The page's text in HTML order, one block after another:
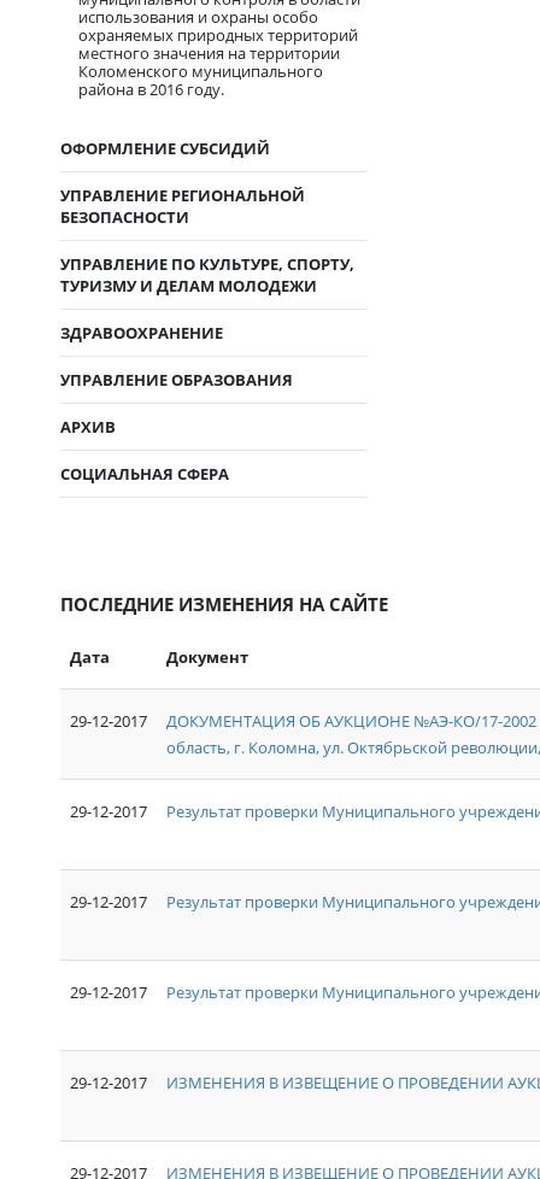
использования и охраны особо
охраняемых природных территорий
местного значения на территории
Коломенского муниципального
района в 2016 году.
ОФОРМЛЕНИЕ СУБСИДИЙ
УПРАВЛЕНИЕ РЕГИОНАЛЬНОЙ
БЕЗОПАСНОСТИ
УПРАВЛЕНИЕ ПО КУЛЬТУРЕ, СПОРТУ,
ТУРИЗМУ И ДЕЛАМ МОЛОДЕЖИ
ЗДРАВООХРАНЕНИЕ
УПРАВЛЕНИЕ ОБРАЗОВАНИЯ
АРХИВ
СОЦИАЛЬНАЯ СФЕРА
ПОСЛЕДНИЕ ИЗМЕНЕНИЯ НА САЙТЕ
Дата Документ
29-12-2017
ДОКУМЕНТАЦИЯ ОБ АУКЦИОНЕ №АЭ-КО/17-2002
область, г. Коломна, ул. Октябрьской
29-12-2017 Результат проверки Муниципального
29-12-2017 Результат проверки Муниципального
29-12-2017 Результат проверки Муниципального
29-12-2017 ИЗМЕНЕНИЯ В ИЗВЕЩЕНИЕ О ПРОВЕДЕНИИ
29-12-2017 ИЗМЕНЕНИЯ В ИЗВЕЩЕНИЕ О ПРОВЕДЕНИИ